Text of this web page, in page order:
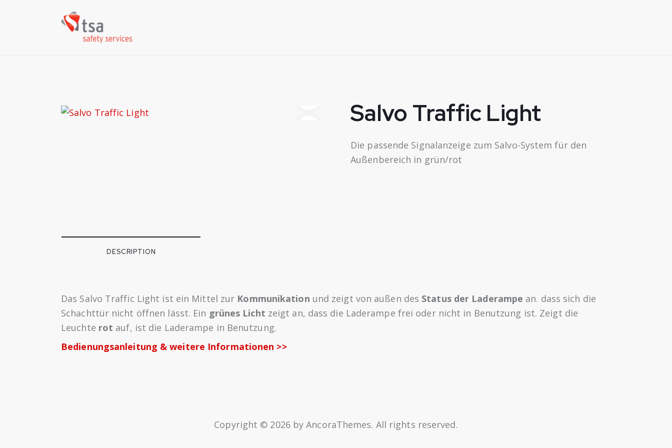
Salvo Traffic Light
Die passende Signalanzeige zum Salvo-System für den
Außenbereich in grün/rot
DESCRIPTION
Das Salvo Traffic Light ist ein Mittel zur Kommunikation und zeigt von außen des Status der Laderampe an. dass sich die
Schachttür nicht öffnen lässt. Ein grünes Licht zeigt an, dass die Laderampe frei oder nicht in Benutzung ist. Zeigt die
Leuchte rot auf, ist die Laderampe in Benutzung.
Bedienungsanleitung & weitere Informationen >>
Copyright © 2026 by AncoraThemes. All rights reserved.